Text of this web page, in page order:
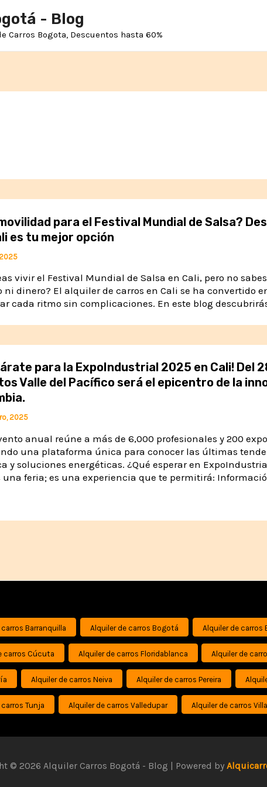
- Blog
Carros Bogota, Descuentos hasta 60%
para el Festival Mundial de Salsa?
es tu mejor opción
vivir el Festival Mundial de Salsa en Cali, pero no
ni dinero? El alquiler de carros en Cali se ha convertido
cada ritmo sin complicaciones. En este blog
para la ExpoIndustrial 2025 en Cali! Del
Valle del Pacífico será el epicentro de la
2025
anual reúne a más de 6,000 profesionales y 200
una plataforma única para conocer las últimas
y soluciones energéticas. ¿Qué esperar en
una feria; es una experiencia que te permitirá:
Barranquilla Alquiler de carros Bogotá Alquiler de carros
carros Cúcuta Alquiler de carros Floridablanca Alquiler de
Alquiler de carros Neiva Alquiler de carros Pereira
Tunja Alquiler de carros Valledupar Alquiler de carros
© 2026 Alquiler Carros Bogotá - Blog | Powered by